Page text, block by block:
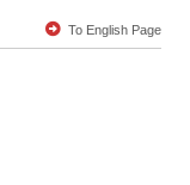
To English Page